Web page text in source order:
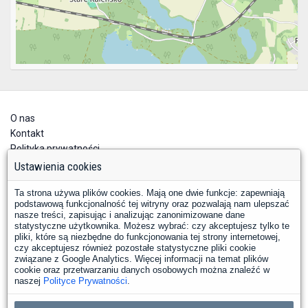
O nas
Kontakt
Polityka prywatności
Deklaracja dostępności
FacebookLinkedIn
X InstagramYouTube
Copyright © 2026 PKP Polskie Linie Kolejowe S.A.
Ustawienia cookies
Ta strona używa plików cookies. Mają one dwie funkcje: zapewniają
podstawową funkcjonalność tej witryny oraz pozwalają nam ulepszać
nasze treści, zapisując i analizując zanonimizowane dane
statystyczne użytkownika. Możesz wybrać: czy akceptujesz tylko te
pliki, które są niezbędne do funkcjonowania tej strony internetowej,
czy akceptujesz również pozostałe statystyczne pliki cookie
związane z Google Analytics. Więcej informacji na temat plików
cookie oraz przetwarzaniu danych osobowych można znaleźć w
naszej Polityce Prywatności.